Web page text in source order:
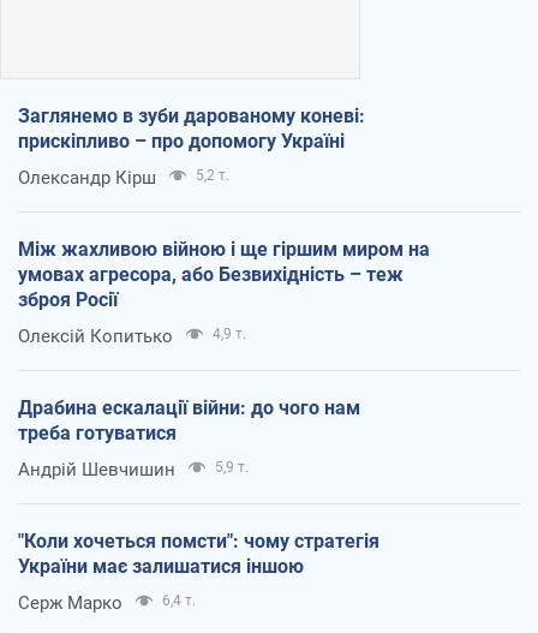
Заглянемо в зуби дарованому коневі:
прискіпливо – про допомогу Україні
Олександр Кірш 5,2 т.
Між жахливою війною і ще гіршим миром на
умовах агресора, або Безвихідність – теж
зброя Росії
Олексій Копитько 4,9 т.
Драбина ескалації війни: до чого нам
треба готуватися
Андрій Шевчишин 5,9 т.
"Коли хочеться помсти": чому стратегія
України має залишатися іншою
Серж Марко 6,4 т.